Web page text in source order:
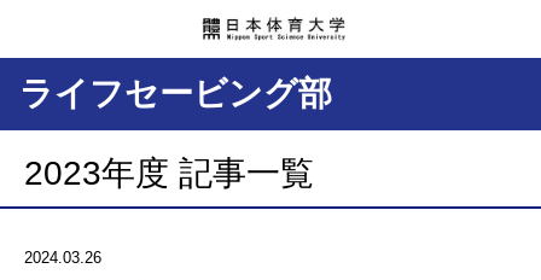
ライフセービング部
2023年度 記事一覧
2024.03.26